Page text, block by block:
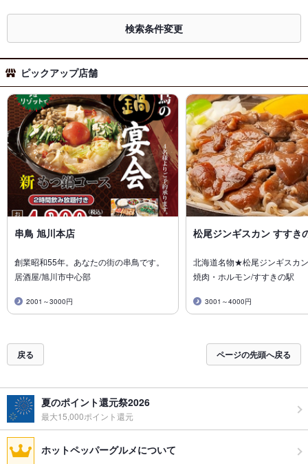
検索条件変更
ピックアップ店舗
串鳥 旭川本店
創業昭和55年。あなたの街の串鳥です。
居酒屋/旭川市中心部
2001～3000円
松尾ジンギスカン すすき
北海道名物★松尾ジンギスカン
焼肉・ホルモン/すすきの駅
3001～4000円
戻る ページの先頭へ戻る
夏のポイント還元祭2026
最大15,000ポイント還元
ホットペッパーグルメについて